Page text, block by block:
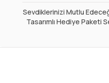
Sevdiklerinizi Mutlu
Tasarımlı Hediye Paketi